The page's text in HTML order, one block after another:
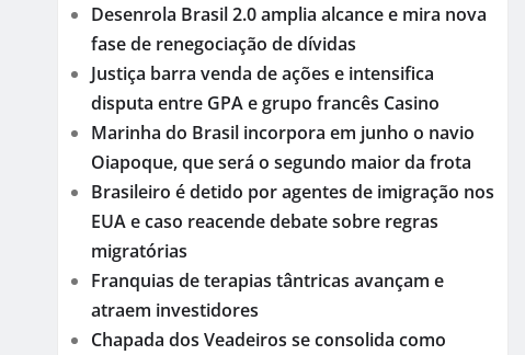
Desenrola Brasil 2.0 amplia alcance e mira nova
fase de renegociação de dívidas
Justiça barra venda de ações e intensifica
disputa entre GPA e grupo francês Casino
Marinha do Brasil incorpora em junho o navio
Oiapoque, que será o segundo maior da frota
Brasileiro é detido por agentes de imigração nos
EUA e caso reacende debate sobre regras
migratórias
Franquias de terapias tântricas avançam e
atraem investidores
Chapada dos Veadeiros se consolida como